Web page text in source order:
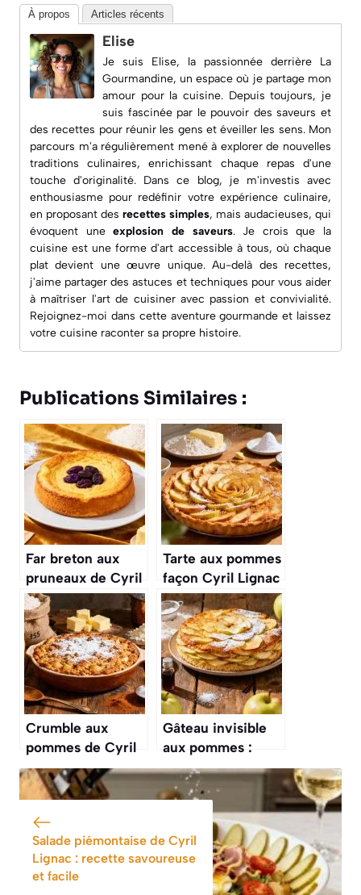
À propos Articles récents
Elise
Je suis Elise, la passionnée derrière La
Gourmandine, un espace où je partage mon
amour pour la cuisine. Depuis toujours, je
suis fascinée par le pouvoir des saveurs et
des recettes pour réunir les gens et éveiller les sens. Mon
parcours m'a régulièrement mené à explorer de nouvelles
traditions culinaires, enrichissant chaque repas d'une
touche d'originalité. Dans ce blog, je m'investis avec
enthousiasme pour redéfinir votre expérience culinaire,
en proposant des recettes simples, mais audacieuses, qui
évoquent uneexplosion de saveurs. Je crois que la
cuisine est une forme d'art accessible à tous, où chaque
plat devient une œuvre unique. Au-delà des recettes,
j'aime partager des astuces et techniques pour vous aider
à maîtriser l'art de cuisiner avec passion et convivialité.
Rejoignez-moi dans cette aventure gourmande et laissez
votre cuisine raconter sa propre histoire.
Publications Similaires :
Far breton aux
pruneaux de Cyril
Lignac : la recette
!
Tarte aux pommes
façon Cyril Lignac
: la recette
inratable
Crumble aux
pommes de Cyril
Lignac : recette
gourmande et
facile
Gâteau invisible
aux pommes :
recette facile et
savoureuse
Salade piémontaise de Cyril
Lignac : recette savoureuse
et facile